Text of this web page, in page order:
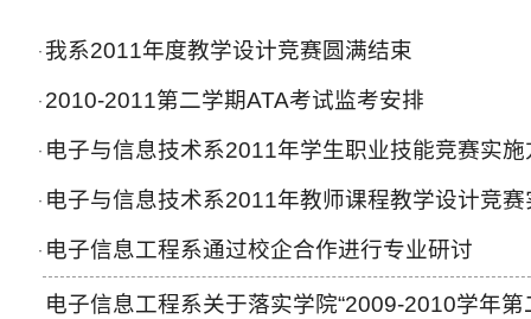
· 我系2011年度教学设计竞赛圆满结束
· 2010-2011第二学期ATA考试监考安排
· 电子与信息技术系2011年学生职业技能竞赛实施
· 电子与信息技术系2011年教师课程教学设计竞
· 电子信息工程系通过校企合作进行专业研讨
电子信息工程系关于落实学院“2009-2010学年